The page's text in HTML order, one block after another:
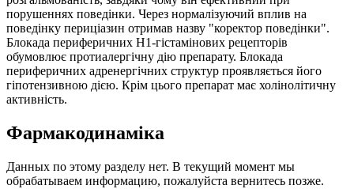
порушеннях поведінки. Через нормалізуючий вплив на
поведінку периціазин отримав назву "коректор поведінки".
Блокада периферичних H1-гістамінових рецепторів
обумовлює протиалергічну дію препарату. Блокада
периферичних адренергічних структур проявляється його
гіпотензивною дією. Крім цього препарат має холінолітичну
активність.
Фармакодинаміка
Данных по этому разделу нет. В текущий момент мы
обрабатываем информацию, пожалуйста вернитесь позже.